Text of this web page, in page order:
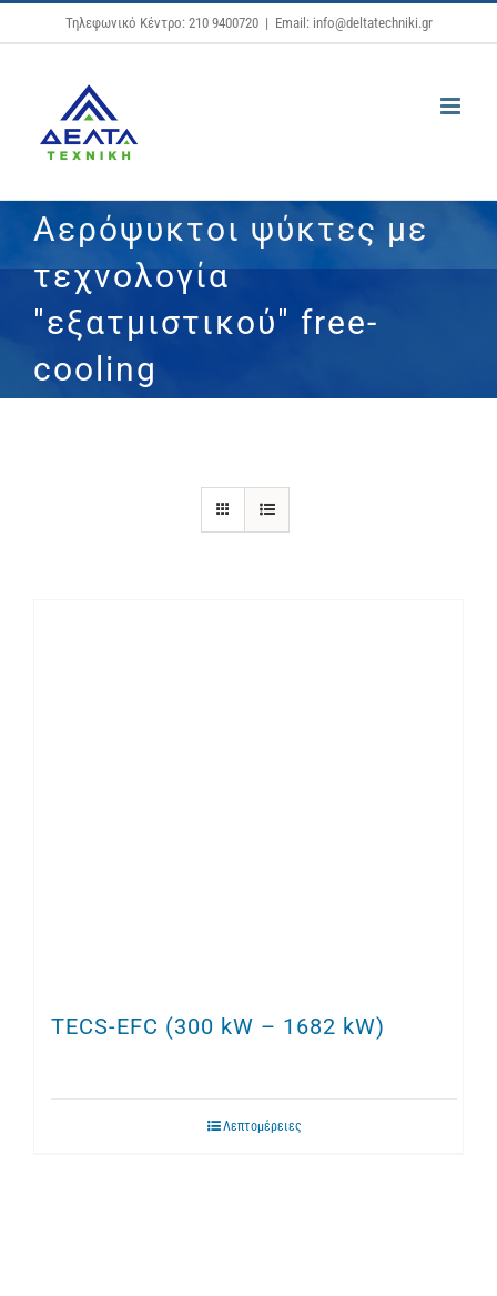
Μετάβαση
στο
Τηλεφωνικό Κέντρο: 210 9400720 | Email: info@deltatechniki.gr
Αερόψυκτοι ψύκτες με
τεχνολογία
"εξατμιστικού" free-
cooling
TECS-EFC (300 kW – 1682 kW)
Λεπτομέρειες